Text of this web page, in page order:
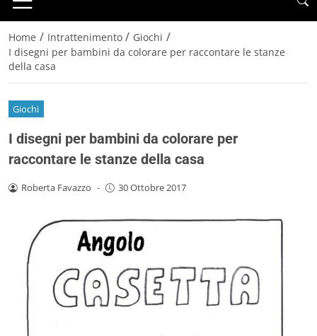
Home / Intrattenimento / Giochi /
I disegni per bambini da colorare per raccontare le stanze
della casa
Giochi
I disegni per bambini da colorare per
raccontare le stanze della casa
Roberta Favazzo - 30 Ottobre 2017